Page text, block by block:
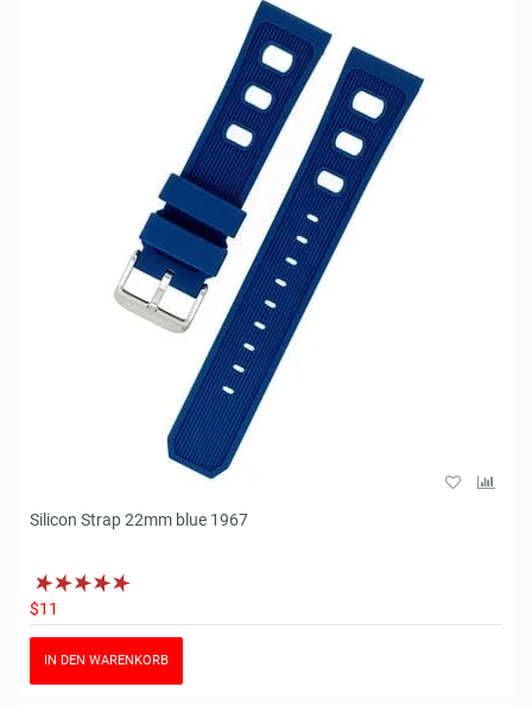
Silicon Strap 22mm blue 1967
$11
IN DEN WARENKORB